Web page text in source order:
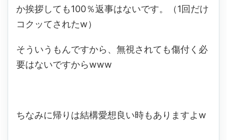
か挨拶しても100％返事はないです。（1回だけ
コクッてされたw）
そういうもんですから、無視されても傷付く必
要はないですからwww
ちなみに帰りは結構愛想良い時もありますよw